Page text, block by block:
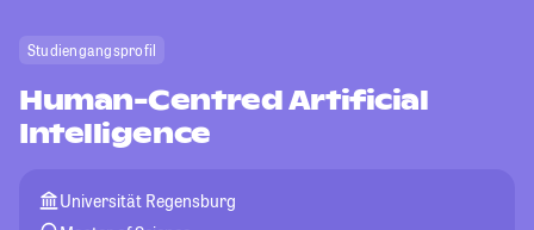
Studiengangsprofil
Human-Centred Artificial
Intelligence
Universität Regensburg